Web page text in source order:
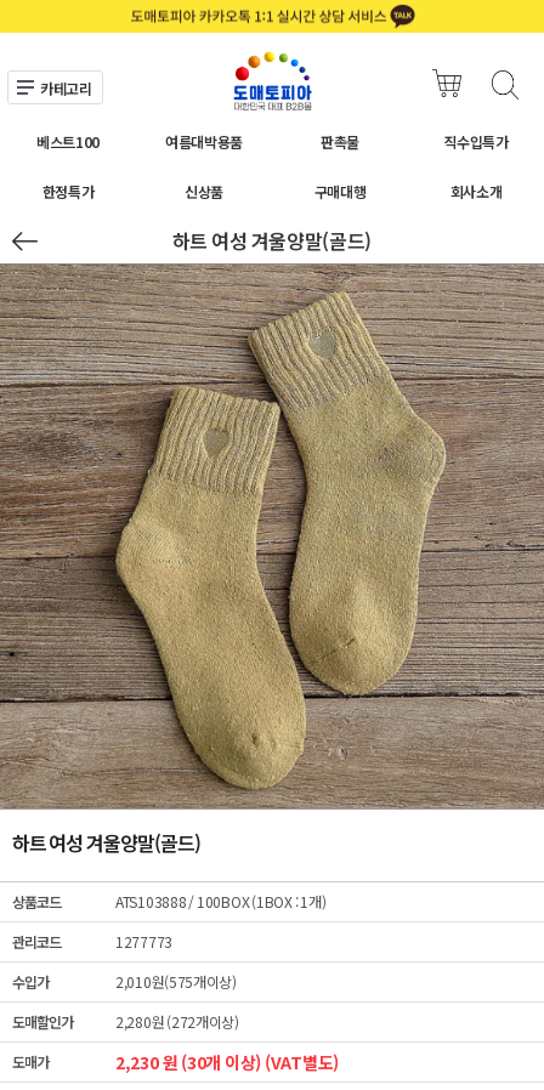
카테고리
베스트100 여름대박용품 판촉물 직수입특가
한정특가 신상품 구매대행 회사소개
하트 여성 겨울양말(골드)
하트 여성 겨울양말(골드)
상품코드 ATS103888/ 100BOX (1BOX : 1개)
관리코드
1277773
수입가
2,010원(575개이상)
도매할인가
2,280원 (272개이상)
도매가
2,230 원 (30개 이상) (VAT별도)